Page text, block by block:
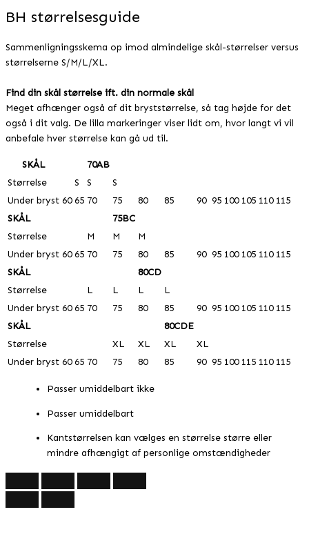
BH størrelsesguide
Sammenligningsskema op imod almindelige skål-størrelser versus
størrelserne S/M/L/XL.
Find din skål størrelse ift. din normale skål
Meget afhænger også af dit bryststørrelse, så tag højde for det
også i dit valg. De lilla markeringer viser lidt om, hvor langt vi vil
anbefale hver størrelse kan gå ud til.
SKÅL
70AB
Størrelse
S S
S
Under bryst 60 65 70 75 80 85 90 95 100 105 110 115
SKÅL
75BC
Størrelse
M M
M
Under bryst 60 65 70 75 80 85 90 95 100 105 110 115
SKÅL
80CD
Størrelse
L L L
L
Under bryst 60 65 70 75 80 85 90 95 100 105 110 115
SKÅL
80CDE
Størrelse
XL XL XL
XL
Under bryst 60 65 70 75 80 85 90 95 100 115 110 115
Passer umiddelbart ikke
Passer umiddelbart
Kantstørrelsen kan vælges en størrelse større eller
mindre afhængigt af personlige omstændigheder